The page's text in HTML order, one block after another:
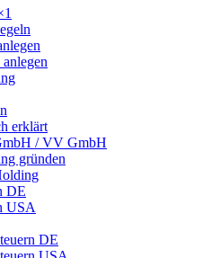
erklärt
/ VV GmbH
gründen
DE
USA
DE